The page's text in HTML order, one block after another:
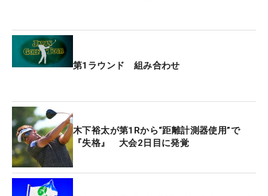
第1ラウンド 組み合わせ
木下裕太が第1Rから“距離計測器使用”で
『失格』 大会2日目に発覚